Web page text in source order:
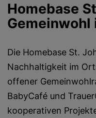
Homebase
Gemeinwohl
Die Homebase St.
Nachhaltigkeit im
offener
BabyCafé und
kooperativen